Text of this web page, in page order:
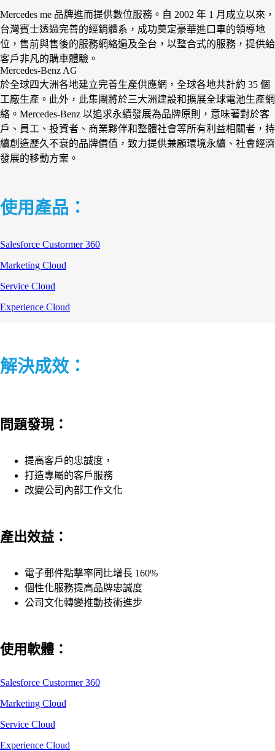
Mercedes me 品牌進而提供數位服務。自 2002 年 1 月成立以來，
台灣賓士透過完善的經銷體系，成功奠定豪華進口車的領導地
位，售前與售後的服務網絡遍及全台，以整合式的服務，提供給
客戶非凡的購車體驗。
Mercedes-Benz AG
於全球四大洲各地建立完善生產供應網，全球各地共計約 35 個
工廠生產。此外，此集團將於三大洲建設和擴展全球電池生產網
絡。Mercedes-Benz 以追求永續發展為品牌原則，意味著對於客
戶、員工、投資者、商業夥伴和整體社會等所有利益相關者，持
續創造歷久不衰的品牌價值，致力提供兼顧環境永續、社會經濟
發展的移動方案。
使用產品：
Salesforce Custormer 360
Marketing Cloud
Service Cloud
Experience Cloud
解決成效：
問題發現：
提高客戶的忠誠度，
打造專屬的客戶服務
改變公司內部工作文化
產出效益：
電子郵件點擊率同比增長 160%
個性化服務提高品牌忠誠度
公司文化轉變推動技術進步
使用軟體：
Salesforce Custormer 360
Marketing Cloud
Service Cloud
Experience Cloud